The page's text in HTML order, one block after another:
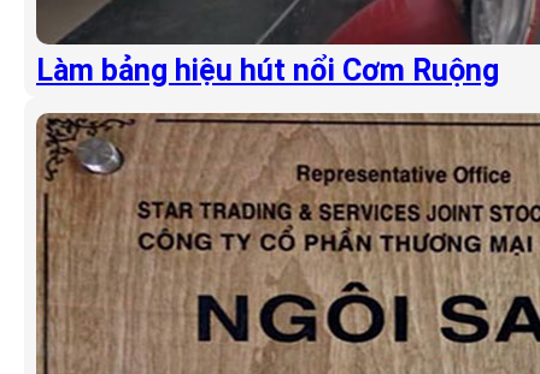
Làm bảng hiệu hút nổi Cơm Ruộng